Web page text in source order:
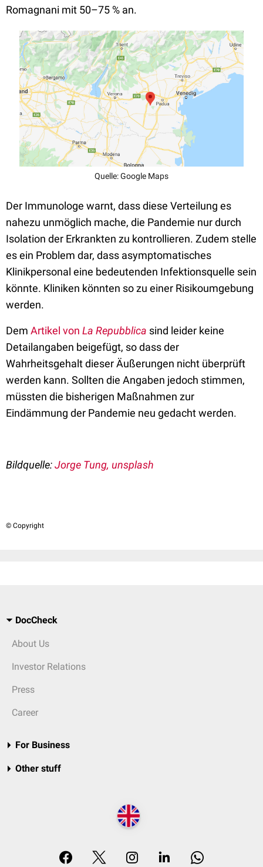
Romagnani mit 50–75 % an.
Quelle: Google Maps
Der Immunologe warnt, dass diese Verteilung es
nahezu unmöglich mache, die Pandemie nur durch
Isolation der Erkrankten zu kontrollieren. Zudem stelle
es ein Problem dar, dass asymptomatisches
Klinikpersonal eine bedeutenden Infektionsquelle sein
könnte. Kliniken könnten so zu einer Risikoumgebung
werden.
Dem Artikel von La Repubblica sind leider keine
Detailangaben beigefügt, so dass der
Wahrheitsgehalt dieser Äußerungen nicht überprüft
werden kann. Sollten die Angaben jedoch stimmen,
müssten die bisherigen Maßnahmen zur
Eindämmung der Pandemie neu gedacht werden.
Bildquelle:Jorge Tung, unsplash
© Copyright
DocCheck
About Us
Investor Relations
Press
Career
For Business
Other stuff